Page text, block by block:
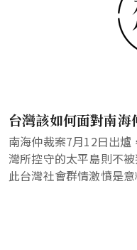
台灣該如何面對南海
南海仲裁案7月12日出
灣所控守的太平島則不
此台灣社會群情激憤是